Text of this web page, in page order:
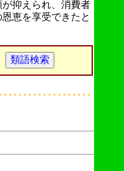
抑えられ、消費者
恵を享受できたと